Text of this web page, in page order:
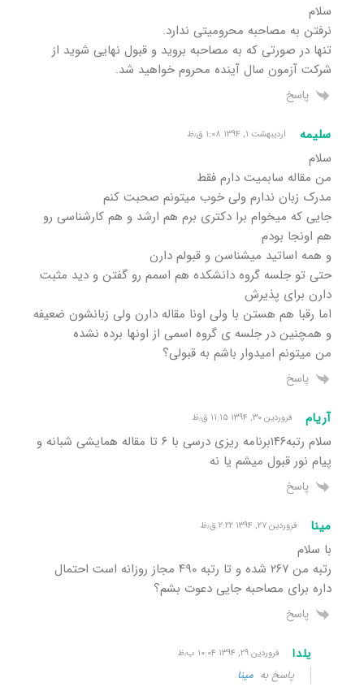
سلام
نرفتن به مصاحبه محرومیتی ندارد.
تنها در صورتی که به مصاحبه بروید و قبول نهایی شوید از
شرکت آزمون سال آینده محروم خواهید شد.
پاسخ
سلیمه اردیبهشت ۱, ۱۳۹۴ ۱:۰۸ ق٫ظ
سلام
من مقاله سابمیت دارم فقط
مدرک زبان ندارم ولی خوب میتونم صحبت کنم
جایی که میخوام برا دکتری برم هم ارشد و هم کارشناسی رو
هم اونجا بودم
و همه اساتید میشناسن و قبولم دارن
حتی تو جلسه گروه دانشکده هم اسمم رو گفتن و دید مثبت
دارن برای پذیرش
اما رقبا هم هستن با ولی اونا مقاله دارن ولی زبانشون ضعیفه
و همچنین در جلسه ی گروه اسمی از اونها برده نشده
من میتونم امیدوار باشم به قبولی؟
پاسخ
آریام فروردین ۳۰, ۱۳۹۴ ۱۱:۱۵ ق٫ظ
سلام رتبه۱۴۶برنامه ریزی درسی با ۶ تا مقاله همایشی شبانه و
پیام نور قبول میشم یا نه
پاسخ
مینا فروردین ۲۷, ۱۳۹۴ ۲:۲۲ ق٫ظ
با سلام
رتبه من ۲۶۷ شده و تا رتبه ۴۹۰ مجاز روزانه است احتمال
داره برای مصاحبه جایی دعوت بشم؟
پاسخ
یلدا فروردین ۲۹, ۱۳۹۴ ۱۰:۰۴ ب٫ظ
پاسخ به مینا